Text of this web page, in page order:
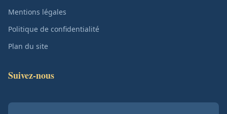
Mentions légales
Politique de confidentialité
Plan du site
Suivez-nous